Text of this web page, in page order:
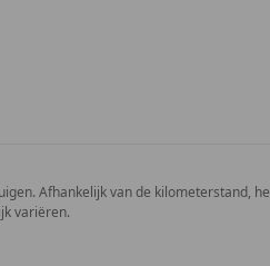
Afhankelijk van de kilometerstand,
variëren.